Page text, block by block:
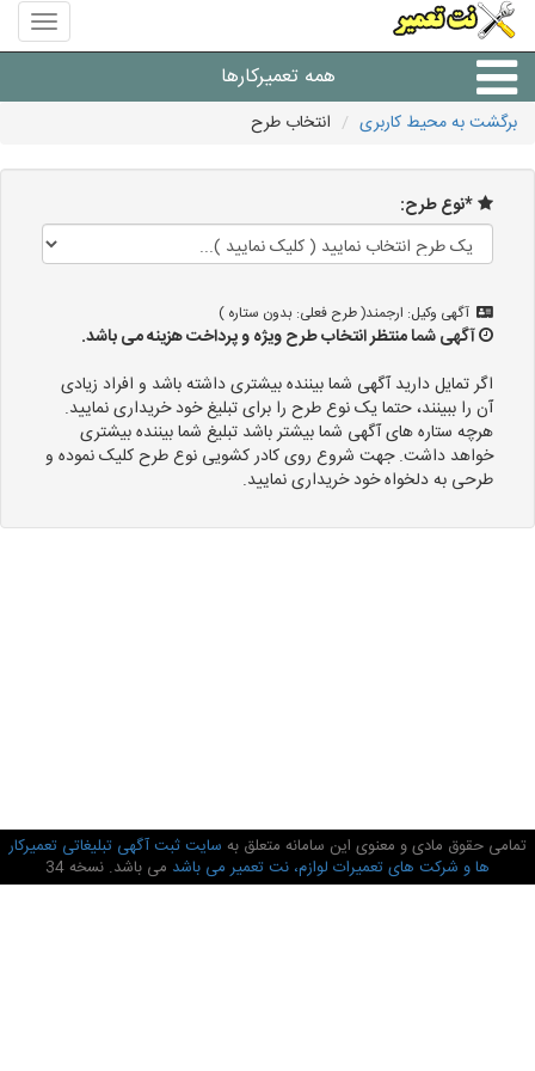
منوی
سایت
تعمیر
همه تعمیرکارها
برگشت به محیط کاربری انتخاب طرح
*نوع طرح:
آگهی وکیل: ارجمند( طرح فعلی: بدون ستاره )
آگهی شما منتظر انتخاب طرح ویژه و پرداخت هزینه می باشد.
اگر تمایل دارید آگهی شما بیننده بیشتری داشته باشد و افراد زیادی
آن را ببینند، حتما یک نوع طرح را برای تبلیغ خود خریداری نمایید.
هرچه ستاره های آگهی شما بیشتر باشد تبلیغ شما بیننده بیشتری
خواهد داشت. جهت شروع روی کادر کشویی نوع طرح کلیک نموده و
طرحی به دلخواه خود خریداری نمایید.
تمامی حقوق مادی و معنوی این سامانه متعلق به سایت ثبت آگهی تبلیغاتی تعمیرکار
ها و شرکت های تعمیرات لوازم، نت تعمیر می باشد می باشد. نسخه 34